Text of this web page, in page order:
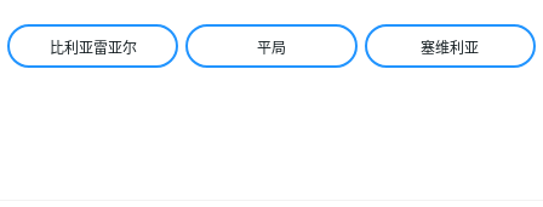
比利亚雷亚尔 平局 塞维利亚